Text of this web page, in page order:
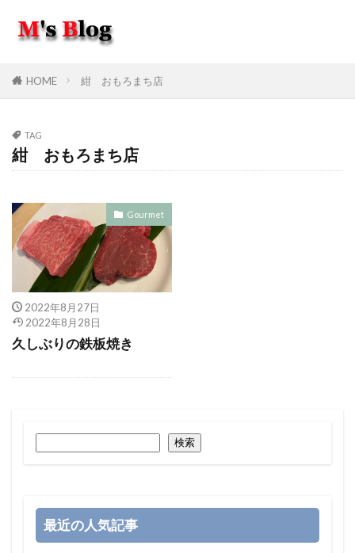
HOME 紺 おもろまち店
TAG
紺 おもろまち店
Gourmet
2022年8月27日
2022年8月28日
久しぶりの鉄板焼き
検索
最近の人気記事